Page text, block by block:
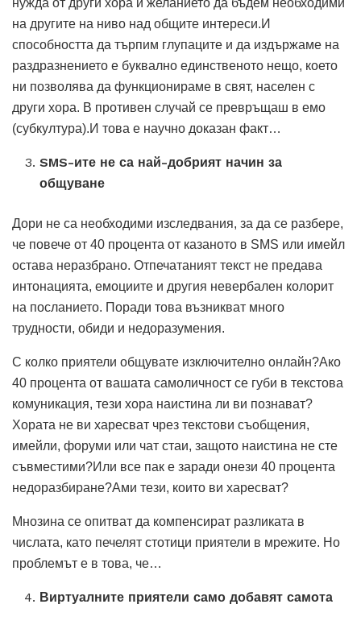
нужда от други хора и желанието да бъдем необходими
на другите на ниво над общите интереси.И
способността да търпим глупаците и да издържаме на
раздразнението е буквално единственото нещо, което
ни позволява да функционираме в свят, населен с
други хора. В противен случай се превръщаш в емо
(субкултура).И това е научно доказан факт…
SMS-ите не са най-добрият начин за
общуване
Дори не са необходими изследвания, за да се разбере,
че повече от 40 процента от казаното в SMS или имейл
остава неразбрано. Отпечатаният текст не предава
интонацията, емоциите и другия невербален колорит
на посланието. Поради това възникват много
трудности, обиди и недоразумения.
С колко приятели общувате изключително онлайн?Ако
40 процента от вашата самоличност се губи в текстова
комуникация, тези хора наистина ли ви познават?
Хората не ви харесват чрез текстови съобщения,
имейли, форуми или чат стаи, защото наистина не сте
съвместими?Или все пак е заради онези 40 процента
недоразбиране?Ами тези, които ви харесват?
Мнозина се опитват да компенсират разликата в
числата, като печелят стотици приятели в мрежите. Но
проблемът е в това, че…
Виртуалните приятели само добавят самота